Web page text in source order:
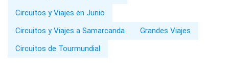
Circuitos y Viajes en Junio
Circuitos y Viajes a Samarcanda
Grandes Viajes
Circuitos de Tourmundial